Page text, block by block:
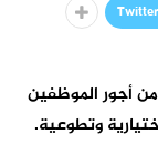
Twitter
أجور الموظفين
وتطوعية.